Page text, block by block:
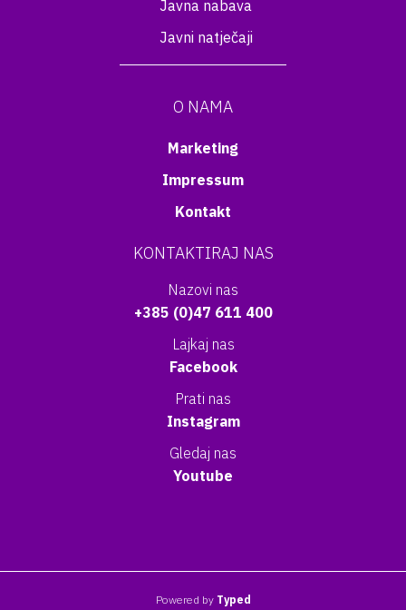
Javna nabava
Javni natječaji
O NAMA
Marketing
Impressum
Kontakt
KONTAKTIRAJ NAS
Nazovi nas
+385 (0)47 611 400
Lajkaj nas
Facebook
Prati nas
Instagram
Gledaj nas
Youtube
Powered by Typed